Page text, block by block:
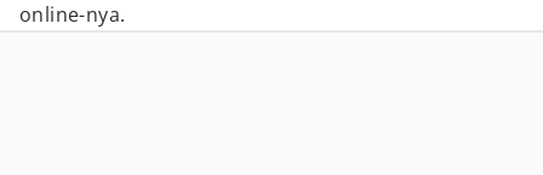
online-nya.